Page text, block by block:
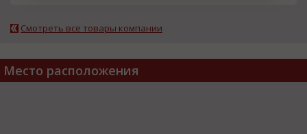
Смотреть все товары компании
Место расположения